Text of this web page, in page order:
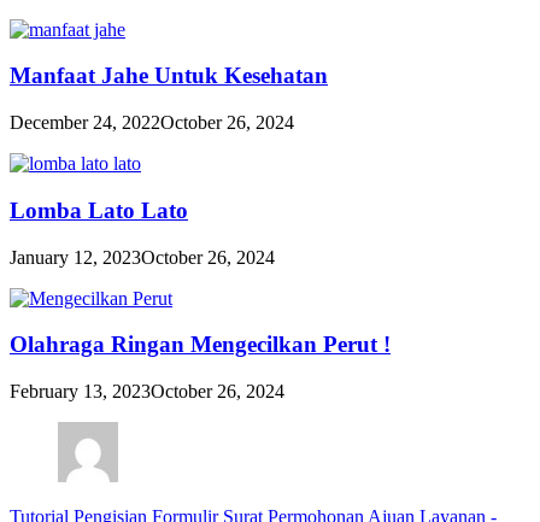
Manfaat Jahe Untuk Kesehatan
December 24, 2022October 26, 2024
Lomba Lato Lato
January 12, 2023October 26, 2024
Olahraga Ringan Mengecilkan Perut !
February 13, 2023October 26, 2024
Tutorial Pengisian Formulir Surat Permohonan Ajuan Layanan -